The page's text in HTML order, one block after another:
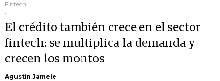
Fintech
.
El crédito también crece en el sector
fintech: se multiplica la demanda y
crecen los montos
Agustín Jamele